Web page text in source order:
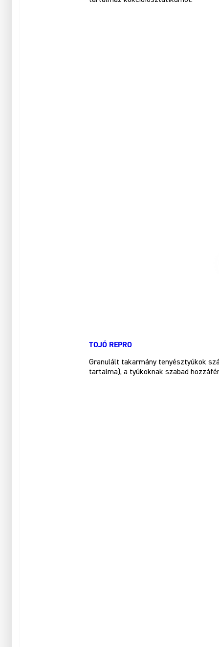
TOJÓ REPRO
Granulált takarmány tenyésztyúkok
tartalma), a tyúkoknak szabad